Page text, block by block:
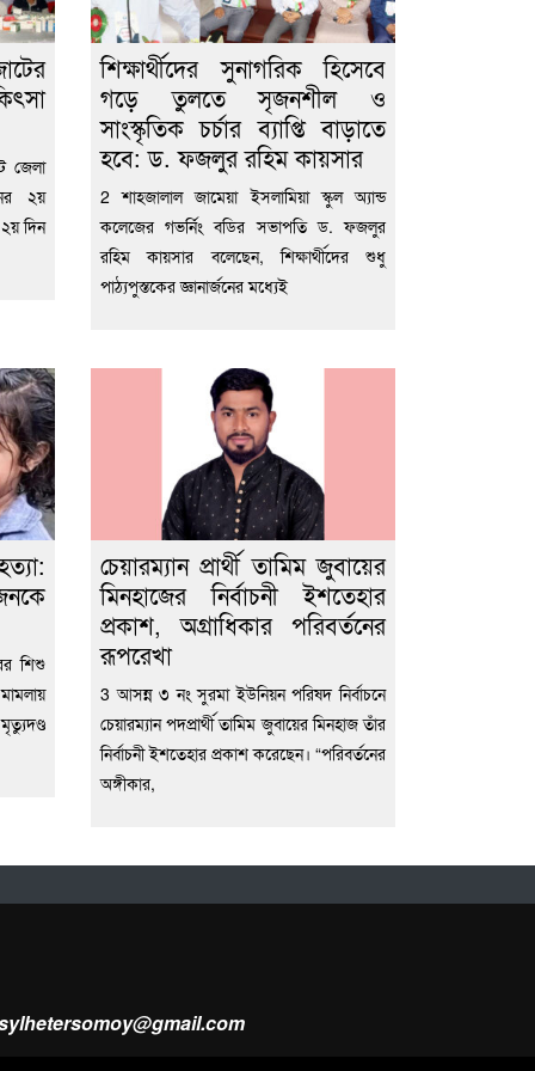
জেলা
২য়
দিন
শিক্ষার্থীদের সুনাগরিক হিসেবে
গড়ে তুলতে সৃজনশীল ও
সাংস্কৃতিক চর্চার ব্যাপ্তি বাড়াতে
হবে: ড. ফজলুর রহিম কায়সার
2 শাহজালাল জামেয়া ইসলামিয়া স্কুল অ্যান্ড
কলেজের গভর্নিং বডির সভাপতি ড. ফজলুর
রহিম কায়সার বলেছেন, শিক্ষার্থীদের শুধু
পাঠ্যপুস্তকের জ্ঞানার্জনের মধ্যেই
শিশু
চেয়ারম্যান প্রার্থী তামিম জুবায়ের
মিনহাজের নির্বাচনী ইশতেহার
প্রকাশ, অগ্রাধিকার পরিবর্তনের
রূপরেখা
3 আসন্ন ৩ নং সুরমা ইউনিয়ন পরিষদ নির্বাচনে
চেয়ারম্যান পদপ্রার্থী তামিম জুবায়ের মিনহাজ তাঁর
নির্বাচনী ইশতেহার প্রকাশ করেছেন। “পরিবর্তনের
অঙ্গীকার,